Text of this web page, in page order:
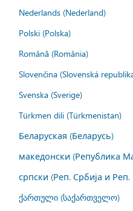
Nederlands (Nederland)
Polski (Polska)
Română (România)
Slovenčina (Slovenská
Svenska (Sverige)
Türkmen dili (Türkmenistan)
Беларуская (Беларусь)
македонски (Република
српски (Реп. Србија и
ქართული (საქართველო)